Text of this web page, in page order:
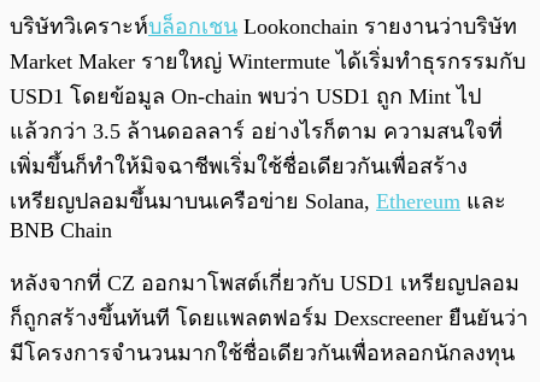
บริษัทวิเคราะห์บล็อกเชน Lookonchain รายงานว่าบริษัท
Market Maker รายใหญ่ Wintermute ได้เริ่มทำธุรกรรมกับ
USD1 โดยข้อมูล On-chain พบว่า USD1 ถูก Mint ไป
แล้วกว่า 3.5 ล้านดอลลาร์ อย่างไรก็ตาม ความสนใจที่
เพิ่มขึ้นก็ทำให้มิจฉาชีพเริ่มใช้ชื่อเดียวกันเพื่อสร้าง
เหรียญปลอมขึ้นมาบนเครือข่าย Solana, Ethereum และ
BNB Chain
หลังจากที่ CZ ออกมาโพสต์เกี่ยวกับ USD1 เหรียญปลอม
ก็ถูกสร้างขึ้นทันที โดยแพลตฟอร์ม Dexscreener ยืนยันว่า
มีโครงการจำนวนมากใช้ชื่อเดียวกันเพื่อหลอกนักลงทุน